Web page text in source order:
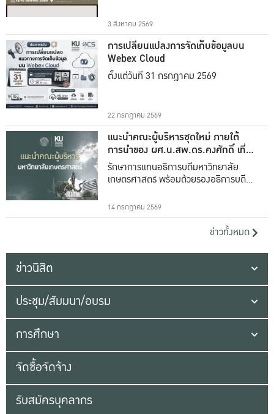
3 สิงหาคม 2569
การเปลี่ยนแปลงการจัดเก็บข้อมูลบน
Webex Cloud
ตั้งแต่วันที่ 31 กรกฎาคม 2569
22 กรกฎาคม 2569
แนะนำคณะผู้บริหารชุดใหม่ ภายใต้
การนำของ ผศ.น.สพ.ดร.คงศักดิ์ เที่ยง
ธรรม
รักษาการแทนอธิการบดีมหาวิทยาลัย
เกษตรศาสตร์ พร้อมด้วยรองอธิการบดีทั้ง
14 กรกฎาคม 2569
ข่าวทั้งหมด
ข่าวนิสิต
ประชุม/สัมมนา/อบรม
การศึกษา
จัดซื้อจัดจ้าง
รับสมัครบุคลากร